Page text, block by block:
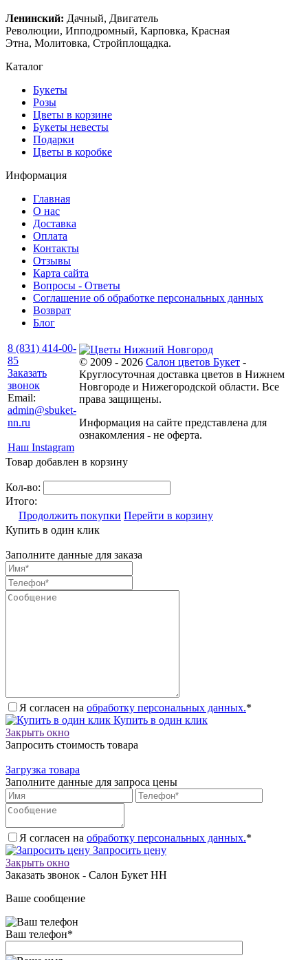
Ленинский: Дачный, Двигатель
Революции, Ипподромный, Карповка, Красная
Этна, Молитовка, Стройплощадка.
Каталог
Букеты
Розы
Цветы в корзине
Букеты невесты
Подарки
Цветы в коробке
Информация
Главная
О нас
Доставка
Оплата
Контакты
Отзывы
Карта сайта
Вопросы - Ответы
Соглашение об обработке персональных данных
Возврат
Блог
8 (831) 414-00-
85
Заказать
звонок
Email:
admin@sbuket-
nn.ru
Наш Instagram
© 2009 - 2026 Салон цветов Букет -
Круглосуточная доставка цветов в Нижнем
Новгороде и Нижегородской области. Все
права защищены.
Информация на сайте представлена для
ознакомления - не оферта.
Товар добавлен в корзину
Кол-во:
Итого:
Продолжить покупки Перейти в корзину
Купить в один клик
Заполните данные для заказа
Я согласен на обработку персональных данных.*
Купить в один клик
Закрыть окно
Запросить стоимость товара
Загрузка товара
Заполните данные для запроса цены
Я согласен на обработку персональных данных.*
Запросить цену
Закрыть окно
Заказать звонок - Салон Букет НН
Ваше сообщение
Ваш телефон*